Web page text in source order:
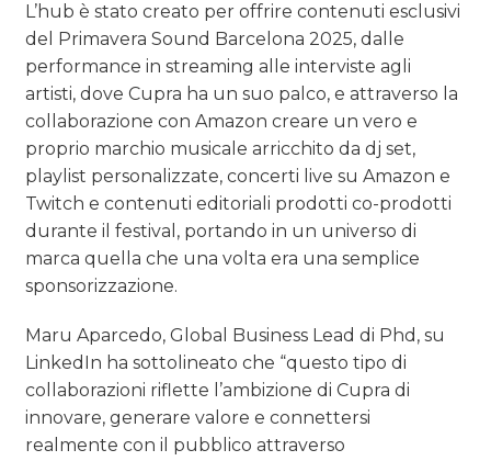
L’hub è stato creato per offrire contenuti esclusivi
del Primavera Sound Barcelona 2025, dalle
performance in streaming alle interviste agli
artisti, dove Cupra ha un suo palco, e attraverso la
collaborazione con Amazon creare un vero e
proprio marchio musicale arricchito da dj set,
playlist personalizzate, concerti live su Amazon e
Twitch e contenuti editoriali prodotti co-prodotti
durante il festival, portando in un universo di
marca quella che una volta era una semplice
sponsorizzazione.
Maru Aparcedo, Global Business Lead di Phd, su
LinkedIn ha sottolineato che “questo tipo di
collaborazioni riflette l’ambizione di Cupra di
innovare, generare valore e connettersi
realmente con il pubblico attraverso